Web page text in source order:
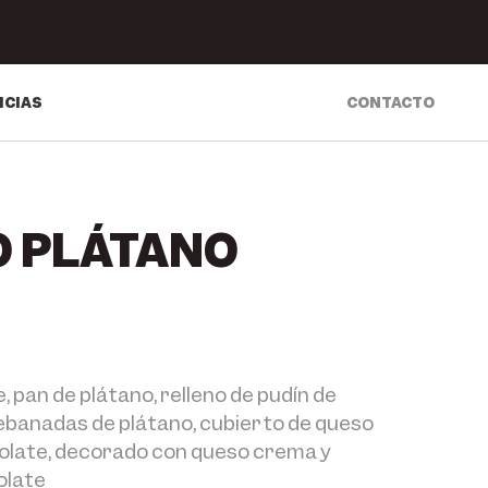
CONTACTO
PLÁTANO
pan de plátano, relleno de pudín de
de plátano, cubierto de queso
decorado con queso crema y